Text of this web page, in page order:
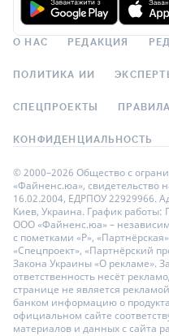
О НАС РЕДАКЦИЯ
ПОЛИТИКА ИИ
СПЕЦПРОЕКТЫ
КОНФИДЕНЦИАЛЬНОСТЬ
© 2000–2026 Общество с
«Файненс.юа», свидетельство
16.02.2004, ЕДРПОУ 22929966.
Киев, Украина. График работы:
ООО «Файненс.юа» –
с пометками «Р»,
«Спецпроект», «Партнёрский
Закона Украины «О рекламе».
ответственность несёт
странице не является
банком информацию о
официальном сайте
материалов и данных с сайта